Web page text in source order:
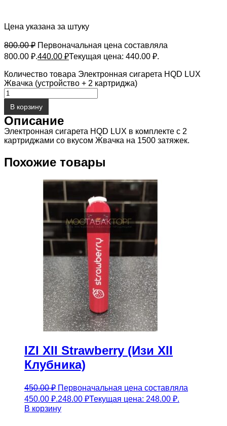
Цена указана за штуку
800.00₽ Первоначальная цена составляла
800.00 ₽.440.00 ₽Текущая цена: 440.00 ₽.
Количество товара Электронная сигарета HQD LUX
Жвачка (устройство + 2 картриджа)
В корзину
Описание
Электронная сигарета HQD LUX в комплекте с 2
картриджами со вкусом Жвачка на 1500 затяжек.
Похожие товары
IZI XII Strawberry (Изи XII
Клубника)
450.00₽ Первоначальная цена составляла
450.00 ₽.248.00 ₽Текущая цена: 248.00 ₽.
В корзину